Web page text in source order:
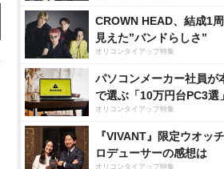
CROWN HEAD、結成1
見えた”バンドらしさ”
オリコンタイアップ特集
パソコンメーカー社員が
で選ぶ「10万円台PC3選」
オリコンタイアップ特集
『VIVANT』限定ウオッ
ロデューサーの感想は
オリコンタイアップ特集